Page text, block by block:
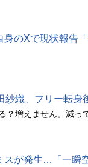
のXで現状報告
紗織、フリー転身
？増えません。減っ
スが発生…「一瞬